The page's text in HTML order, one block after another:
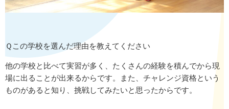
Ｑこの学校を選んだ理由を教えてください
他の学校と比べて実習が多く、たくさんの経験を積んでから現
場に出ることが出来るからです。また、チャレンジ資格という
ものがあると知り、挑戦してみたいと思ったからです。